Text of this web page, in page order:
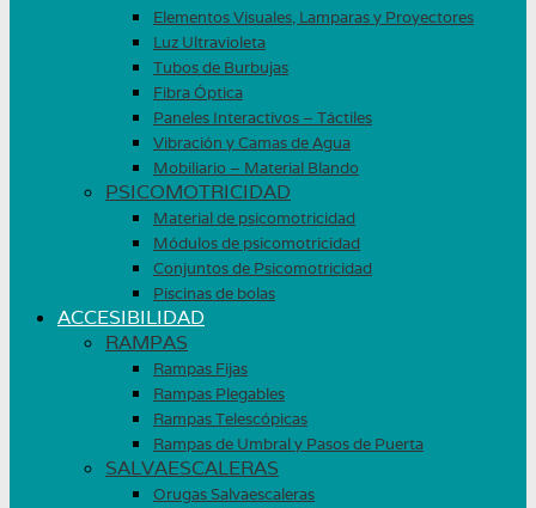
Elementos Visuales, Lamparas y Proyectores
Luz Ultravioleta
Tubos de Burbujas
Fibra Óptica
Paneles Interactivos – Táctiles
Vibración y Camas de Agua
Mobiliario – Material Blando
PSICOMOTRICIDAD
Material de psicomotricidad
Módulos de psicomotricidad
Conjuntos de Psicomotricidad
Piscinas de bolas
ACCESIBILIDAD
RAMPAS
Rampas Fijas
Rampas Plegables
Rampas Telescópicas
Rampas de Umbral y Pasos de Puerta
SALVAESCALERAS
Orugas Salvaescaleras